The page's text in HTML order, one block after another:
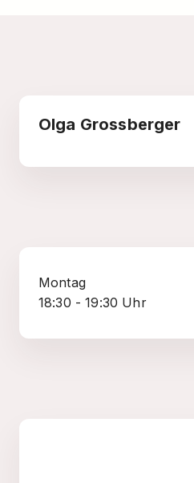
Olga Grossberger
Montag
18:30 - 19:30 Uhr